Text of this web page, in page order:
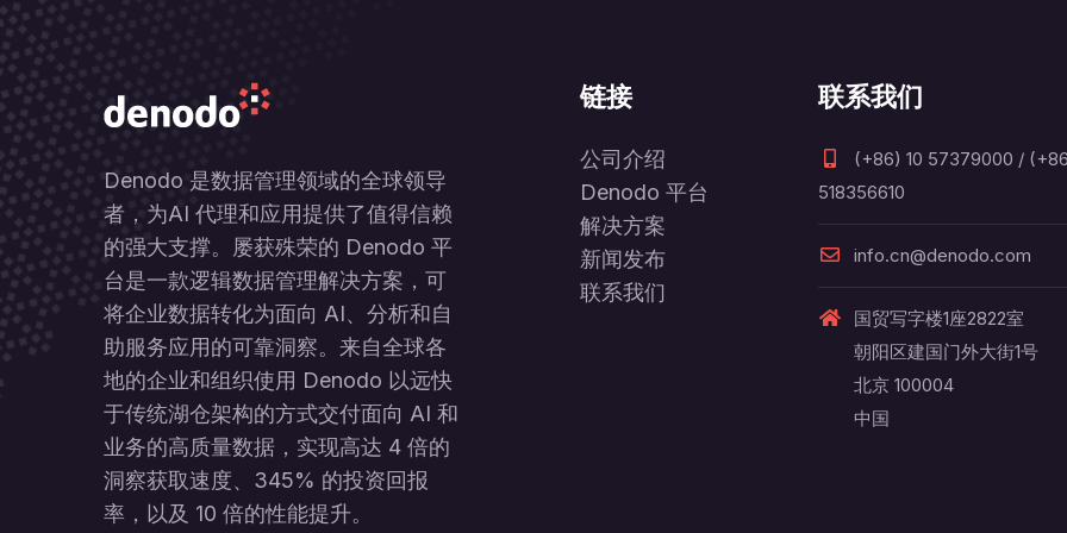
Denodo 是数据管理领域的全球领导
者，为AI 代理和应用提供了值得信赖
的强大支撑。屡获殊荣的 Denodo 平
台是一款逻辑数据管理解决方案，可
将企业数据转化为面向 AI、分析和自
助服务应用的可靠洞察。来自全球各
地的企业和组织使用 Denodo 以远快
于传统湖仓架构的方式交付面向 AI 和
业务的高质量数据，实现高达 4 倍的
洞察获取速度、345% 的投资回报
率，以及 10 倍的性能提升。
链接
公司介绍
Denodo 平台
解决方案
新闻发布
联系我们
联系我们
(+86) 10 57379000 /
518356610
info.cn@denodo.com
国贸写字楼1座2822室
朝阳区建国门外大街1号
北京 100004
中国